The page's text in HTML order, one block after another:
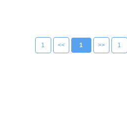
1 << 1 >> 1